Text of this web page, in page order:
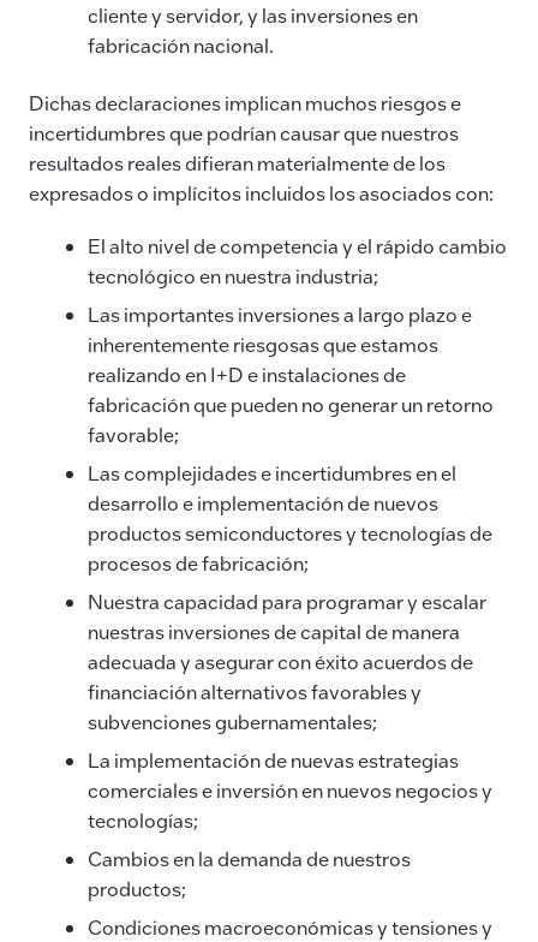
cliente y servidor, y las inversiones en
fabricación nacional.
Dichas declaraciones implican muchos riesgos e
incertidumbres que podrían causar que nuestros
resultados reales difieran materialmente de los
expresados o implícitos incluidos los asociados con:
El alto nivel de competencia y el rápido cambio
tecnológico en nuestra industria;
Las importantes inversiones a largo plazo e
inherentemente riesgosas que estamos
realizando en I+D e instalaciones de
fabricación que pueden no generar un retorno
favorable;
Las complejidades e incertidumbres en el
desarrollo e implementación de nuevos
productos semiconductores y tecnologías de
procesos de fabricación;
Nuestra capacidad para programar y escalar
nuestras inversiones de capital de manera
adecuada y asegurar con éxito acuerdos de
financiación alternativos favorables y
subvenciones gubernamentales;
La implementación de nuevas estrategias
comerciales e inversión en nuevos negocios y
tecnologías;
Cambios en la demanda de nuestros
productos;
Condiciones macroeconómicas y tensiones y